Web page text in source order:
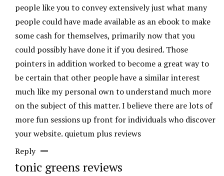
people like you to convey extensively just what many
people could have made available as an ebook to make
some cash for themselves, primarily now that you
could possibly have done it if you desired. Those
pointers in addition worked to become a great way to
be certain that other people have a similar interest
much like my personal own to understand much more
on the subject of this matter. I believe there are lots of
more fun sessions up front for individuals who discover
your website. quietum plus reviews
Reply
tonic greens reviews